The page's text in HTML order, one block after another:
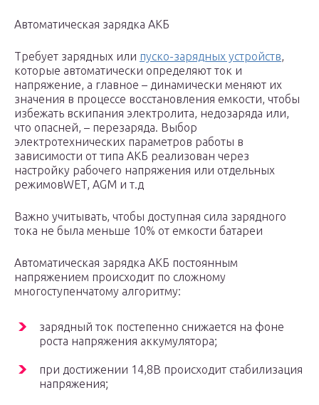
Автоматическая зарядка АКБ
Требует зарядных или пуско-зарядных устройств,
которые автоматически определяют ток и
напряжение, а главное – динамически меняют их
значения в процессе восстановления емкости, чтобы
избежать вскипания электролита, недозаряда или,
что опасней, – перезаряда. Выбор
электротехнических параметров работы в
зависимости от типа АКБ реализован через
настройку рабочего напряжения или отдельных
режимовWET, AGM и т.д
Важно учитывать, чтобы доступная сила зарядного
тока не была меньше 10% от емкости батареи
Автоматическая зарядка АКБ постоянным
напряжением происходит по сложному
многоступенчатому алгоритму:
зарядный ток постепенно снижается на фоне
роста напряжения аккумулятора;
при достижении 14,8В происходит стабилизация
напряжения;